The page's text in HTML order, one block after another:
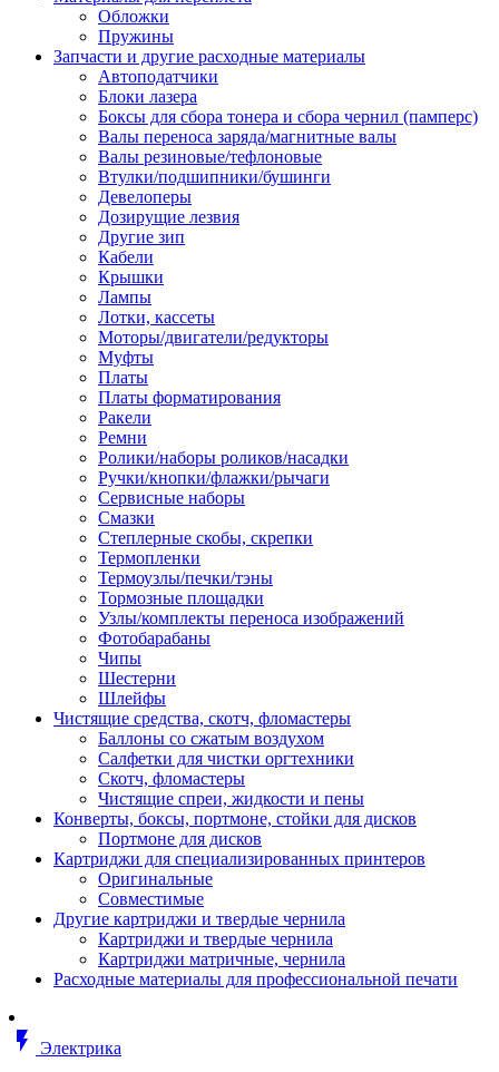
медных проводников
din 46236
Наконечник-гильза для медных
проводников
Пружина постоянного давления
Сжим ответвительный,
Ящик для хранения инструмента и
Анкер болтовой
Болт анкерный
Болт с т-образной головкой
Болт с шестигранной головкой
Винт с кольцом
Гайка длинная
Гайка скользящая
Гайка стопорная
Лента монтажная
Основание монтажное для
стяжек и элементов
Растворитель
Саморез
Саморез по дереву
Скоба такелажная, шакл
Стержень резьбовой
Хомут резьбовой u-образной
(стремянка)
Шайба
Шпилька резьбовая
Обложки
Пружины
Запчасти и другие расходные материалы
Автоподатчики
Блоки лазера
Боксы для сбора тонера и сбора чернил (памперс)
Валы переноса заряда/магнитные валы
Валы резиновые/тефлоновые
Втулки/подшипники/бушинги
Девелоперы
Дозирущие лезвия
Другие зип
Кабели
Крышки
Лампы
Лотки, кассеты
Моторы/двигатели/редукторы
Муфты
Платы
Платы форматирования
Ракели
Ремни
Ролики/наборы роликов/насадки
Ручки/кнопки/флажки/рычаги
Сервисные наборы
Смазки
Степлерные скобы, скрепки
Термопленки
Термоузлы/печки/тэны
Тормозные площадки
Узлы/комплекты переноса изображений
Фотобарабаны
Чипы
Шестерни
Шлейфы
Чистящие средства, скотч, фломастеры
Баллоны со сжатым воздухом
Салфетки для чистки оргтехники
Скотч, фломастеры
Чистящие спреи, жидкости и пены
Конверты, боксы, портмоне, стойки для дисков
Портмоне для дисков
Картриджи для специализированных принтеров
Оригинальные
Совместимые
Другие картриджи и твердые чернила
Картриджи и твердые чернила
Картриджи матричные, чернила
Расходные материалы для профессиональной печати
flash_on
Электрика